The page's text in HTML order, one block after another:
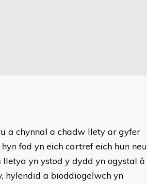
a chynnal a chadw llety ar gyfer
fod yn eich cartref eich hun neu
yn ystod y dydd yn ogystal â
hylendid a bioddiogelwch yn